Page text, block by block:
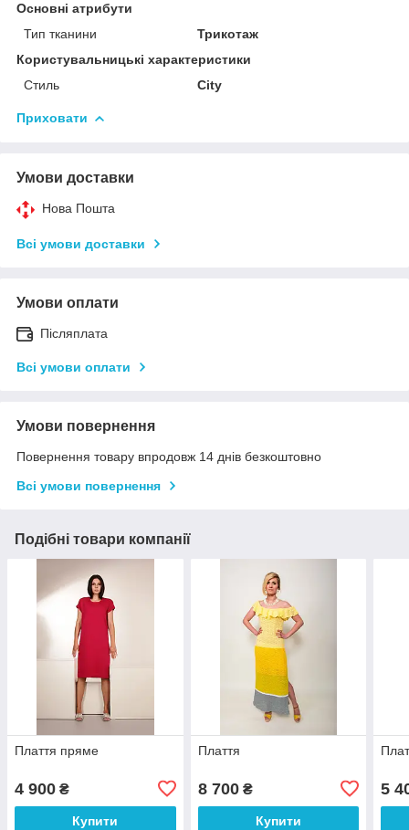
Основні атрибути
Тип тканини
Трикотаж
Користувальницькі характеристики
Стиль
City
Приховати
Умови доставки
Нова Пошта
Всі умови доставки
Умови оплати
Післяплата
Всі умови оплати
Умови повернення
Повернення товару впродовж 14 днів безкоштовно
Всі умови повернення
Подібні товари компанії
Плаття пряме
4 900 ₴
Купити
Плаття
8 700₴
Купити
5